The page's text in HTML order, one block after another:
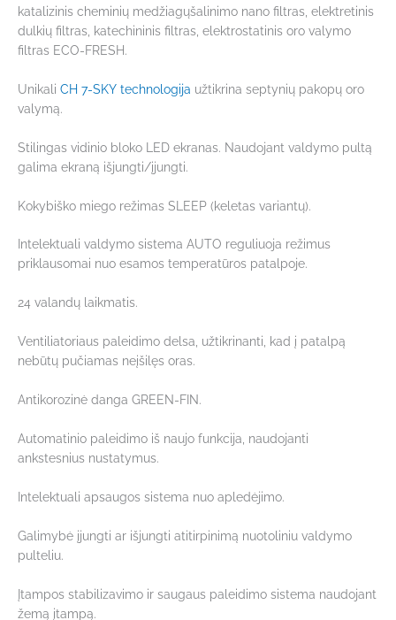
katalizinis cheminių medžiagųšalinimo nano filtras, elektretinis
dulkių filtras, katechininis filtras, elektrostatinis oro valymo
filtras ECO-FRESH.
Unikali CH 7-SKY technologija užtikrina septynių pakopų oro
valymą.
Stilingas vidinio bloko LED ekranas. Naudojant valdymo pultą
galima ekraną išjungti/įjungti.
Kokybiško miego režimas SLЕЕР (keletas variantų).
Intelektuali valdymo sistema AUTO reguliuoja režimus
priklausomai nuo esamos temperatūros patalpoje.
24 valandų laikmatis.
Ventiliatoriaus paleidimo delsa, užtikrinanti, kad į patalpą
nebūtų pučiamas neįšilęs oras.
Antikorozinė danga GREEN-FIN.
Automatinio paleidimo iš naujo funkcija, naudojanti
ankstesnius nustatymus.
Intelektuali apsaugos sistema nuo apledėjimo.
Galimybė įjungti ar išjungti atitirpinimą nuotoliniu valdymo
pulteliu.
Įtampos stabilizavimo ir saugaus paleidimo sistema naudojant
žemą įtampą.